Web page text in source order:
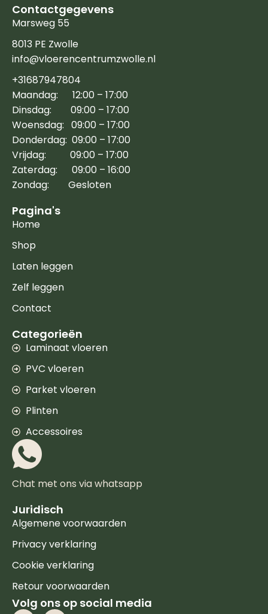
Contactgegevens
Marsweg 55
8013 PE Zwolle
info@vloerencentrumzwolle.nl
+31687947804
Maandag: 12:00 – 17:00
Dinsdag: 09:00 – 17:00
Woensdag: 09:00 – 17:00
Donderdag: 09:00 – 17:00
Vrijdag: 09:00 – 17:00
Zaterdag: 09:00 – 16:00
Zondag: Gesloten
Pagina's
Home
Shop
Laten leggen
Zelf leggen
Contact
Categorieën
Laminaat vloeren
PVC vloeren
Parket vloeren
Plinten
Accessoires
Chat met ons via whatsapp
Juridisch
Algemene voorwaarden
Privacy verklaring
Cookie verklaring
Retour voorwaarden
Volg ons op social media